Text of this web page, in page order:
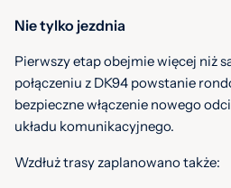
Nie tylko jezdnia
Pierwszy etap obejmie więcej niż
połączeniu z DK94 powstanie
bezpieczne włączenie nowego
układu komunikacyjnego.
Wzdłuż trasy zaplanowano także: